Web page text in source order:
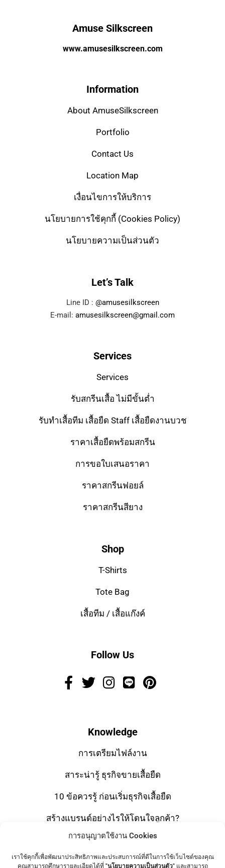
การอนุญาตใช้งาน Cookies
เราใช้คุกกี้เพื่อพัฒนาประสิทธิภาพและประสบการณ์ที่ดีในการใช้เว็บไซต์ของคุณ
คุณสามารถศึกษารายละเอียดได้ที่ "นโยบายความเป็นส่วนตัว"และสามารถ
Amuse Silkscreen
www.amusesilkscreen.com
Information
About AmuseSilkscreen
Portfolio
Contact Us
Location Map
เงื่อนไขการให้บริการ
นโยบายการใช้คุกกี้ (Cookies Policy)
นโยบายความเป็นส่วนตัว
Let’s Talk
Line ID : @amusesilkscreen
E-mail: amusesilkscreen@gmail.com
Services
Services
รับสกรีนเสื้อ ไม่มีขั้นต่ำ
รับทำเสื้อทีม เสื้อยืด Staff เสื้อยืดงานบวช
ราคาเสื้อยืดพร้อมสกรีน
การขอใบเสนอราคา
ราคาสกรีนฟอยล์
ราคาสกรีนสียาง
Shop
T-Shirts
Tote Bag
เสื้อทีม / เสื้อแก๊งค์
Follow Us
Knowledge
การเตรียมไฟล์งาน
สาระน่ารู้ ธุรกิจขายเสื้อยืด
10 ข้อควรรู้ ก่อนเริ่มธุรกิจเสื้อยืด
สร้างแบรนด์อย่างไรให้โดนใจลูกค้า?
โปรโมทแบรนด์ง่ายๆ ด้วยกระเป๋าผ้าแคนวาส
มารู้จักกับ “ผ้า Cotton ” กันดีกว่า